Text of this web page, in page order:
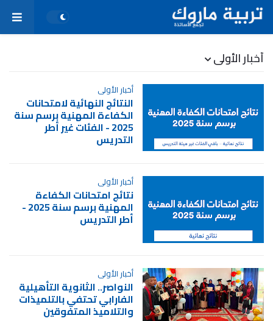
أخبار الأولى
أخبار الأولى
النتائج النهائية لامتحانات
الكفاءة المهنية برسم سنة
2025 - الفئات غير أطر
التدريس
أخبار الأولى
نتائج امتحانات الكفاءة
المهنية برسم سنة 2025 -
أطر التدريس
أخبار الأولى
النواصر.. الثانوية التأهيلية
الفارابي تحتفي بالتلميذات
والتلاميذ المتفوقين